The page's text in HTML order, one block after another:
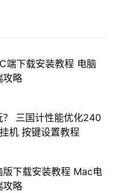
端下载安装教程 电脑
攻略
？ 三国计性能优化240
机 按键设置教程
下载安装教程 Mac电
攻略